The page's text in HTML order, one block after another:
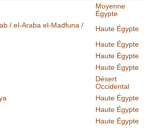
Moyenne
Égypte
/ el-Araba el-Madfuna /
Haute Égypte
Haute Égypte
Haute Égypte
Haute Égypte
Désert
Occidental
Haute Égypte
Haute Égypte
Haute Égypte